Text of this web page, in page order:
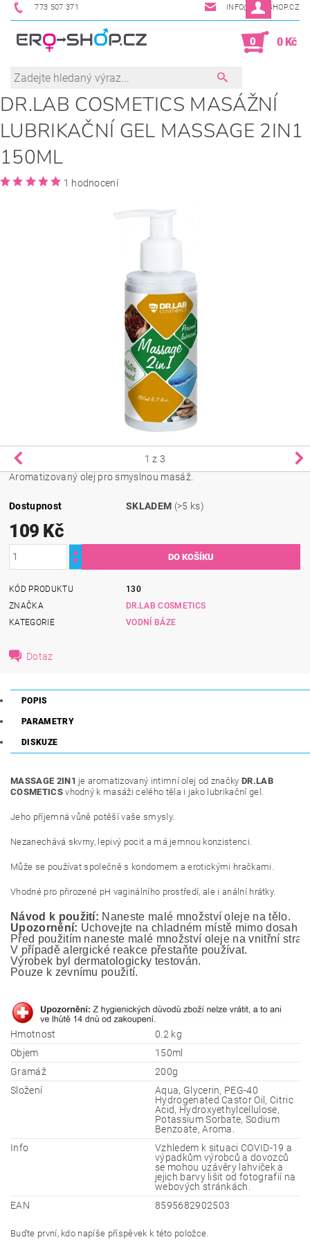
773 507 371 INFO@ERO-SHOP.CZ
0 0 Kč
DR.LAB COSMETICS MASÁŽNÍ
LUBRIKAČNÍ GEL MASSAGE 2IN1
150ML
1 hodnocení
1 z 3
Aromatizovaný olej pro smyslnou masáž.
Dostupnost SKLADEM (>5 ks)
109 Kč
KÓD PRODUKTU
130
ZNAČKA
DR.LAB COSMETICS
KATEGORIE
VODNÍ BÁZE
Dotaz
POPIS
PARAMETRY
DISKUZE
MASSAGE 2IN1 je aromatizovaný intimní olej od značky DR.LAB
COSMETICS vhodný k masáži celého těla i jako lubrikační gel.
Jeho příjemná vůně potěší vaše smysly.
Nezanechává skvrny, lepivý pocit a má jemnou konzistenci.
Může se používat společně s kondomem a erotickými hračkami.
Vhodné pro přirozené pH vaginálního prostředí, ale i anální hrátky.
Návod k použití: Naneste malé množství oleje na tělo.
Upozornění: Uchovejte na chladném místě mimo dosah
Před použitím naneste malé množství oleje na vnitřní
V případě alergické reakce přestaňte používat.
Výrobek byl dermatologicky testován.
Pouze k zevnímu použití.
Hmotnost
0.2 kg
Objem
150ml
Gramáž
200g
Složení
Aqua, Glycerin, PEG-40
Hydrogenated Castor Oil, Citric
Acid, Hydroxyethylcellulose,
Potassium Sorbate, Sodium
Benzoate, Aroma.
Info
Vzhledem k situaci COVID-19 a
výpadkům výrobců a dovozců
se mohou uzávěry lahviček a
jejich barvy lišit od fotografií na
webových stránkách.
EAN
8595682902503
Buďte první, kdo napíše příspěvek k této položce.